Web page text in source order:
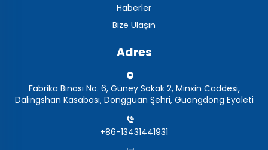
Haberler
Bize Ulaşın
Adres
Fabrika Binası No. 6, Güney Sokak 2, Minxin Caddesi,
Dalingshan Kasabası, Dongguan Şehri, Guangdong Eyaleti
+86-13431441931